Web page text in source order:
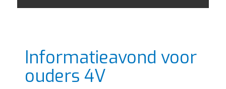
Informatieavond voor
ouders 4V